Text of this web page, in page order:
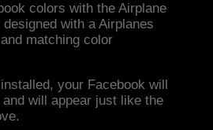
colors with the Airplane
with a Airplanes
matching color
your Facebook will
will appear just like the